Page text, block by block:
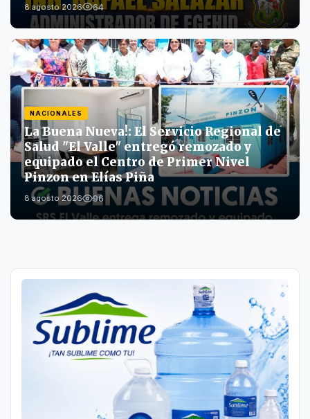
8 agosto 2026 64
NACIONALES
La Buena Nueva!: El Servicio Regional de
Salud "El Valle" entregó remozado y
equipado el Centro de Primer Nivel
Pinzon en Elías Piña
8 agosto 2026 96